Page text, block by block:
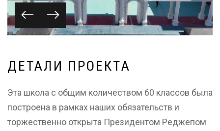
ДЕТАЛ И П РОЕКТА
Эта школа с общим количеством 60 классов была
построена в рамках наших обязательств и
торжественно открыта Президентом Реджепом